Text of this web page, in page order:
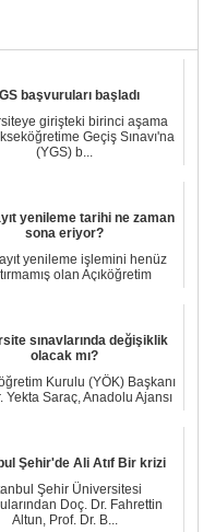
başvuruları başladı
girişteki birinci aşama
Geçiş Sınavı'na
(YGS) b...
yenileme tarihi ne zaman
sona eriyor?
yenileme işlemini henüz
olan Açıköğretim
sınavlarında değişiklik
olacak mı?
Kurulu (YÖK) Başkanı
Yekta Saraç, Anadolu Ajansı
Şehir'de Ali Atıf Bir krizi
Şehir Üniversitesi
Doç. Dr. Fahrettin
Altun, Prof. Dr. B...